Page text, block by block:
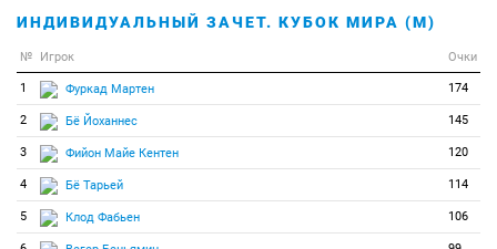
ИНДИВИДУАЛЬНЫЙ ЗАЧЕТ. КУБОК МИРА (М)
№ Игрок Очки
1 Фуркад Мартен 174
2 Бё Йоханнес 145
3 Фийон Майе Кентен 120
4 Бё Тарьей 114
5 Клод Фабьен 106